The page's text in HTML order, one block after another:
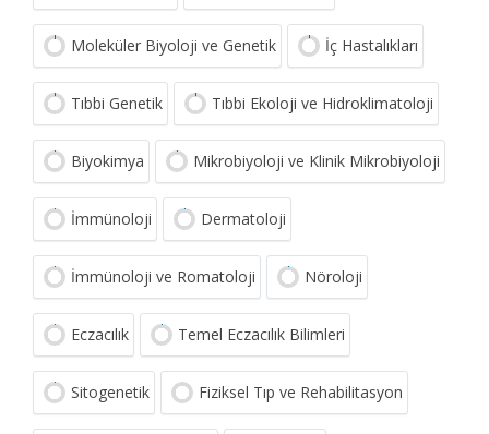
Moleküler Biyoloji ve Genetik İç Hastalıkları
Tıbbi Genetik Tıbbi Ekoloji ve Hidroklimatoloji
Biyokimya Mikrobiyoloji ve Klinik Mikrobiyoloji
İmmünoloji Dermatoloji
İmmünoloji ve Romatoloji Nöroloji
Eczacılık Temel Eczacılık Bilimleri
Sitogenetik Fiziksel Tıp ve Rehabilitasyon